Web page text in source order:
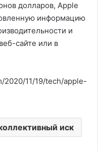
долларов, Apple
информацию
и
сайте или в
2020/11/19/tech/apple-
иск